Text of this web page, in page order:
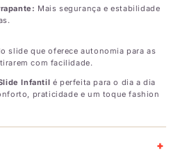
Mais segurança e estabilidade
slide que oferece autonomia para as
com facilidade.
Infantil é perfeita para o dia a dia
praticidade e um toque fashion
+